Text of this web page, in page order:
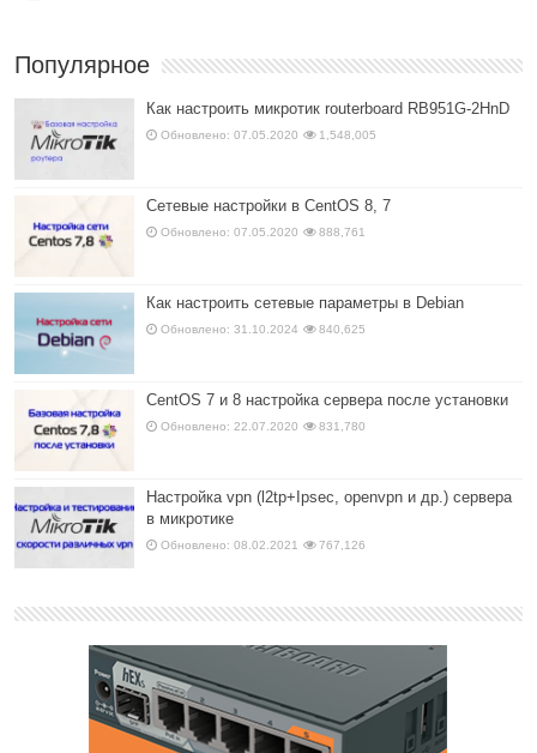
Популярное
Как настроить микротик routerboard RB951G-2HnD
Обновлено: 07.05.2020 1,548,005
Сетевые настройки в CentOS 8, 7
Обновлено: 07.05.2020 888,761
Как настроить сетевые параметры в Debian
Обновлено: 31.10.2024 840,625
CentOS 7 и 8 настройка сервера после установки
Обновлено: 22.07.2020 831,780
Настройка vpn (l2tp+Ipsec, openvpn и др.) сервера
в микротике
Обновлено: 08.02.2021 767,126